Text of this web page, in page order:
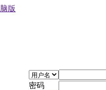
版
密码